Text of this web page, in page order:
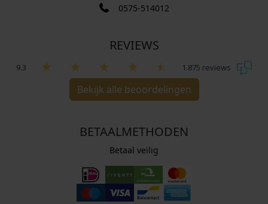
0575-514012
REVIEWS
9.3 1.875 reviews
Bekijk alle beoordelingen
BETAALMETHODEN
Betaal veilig